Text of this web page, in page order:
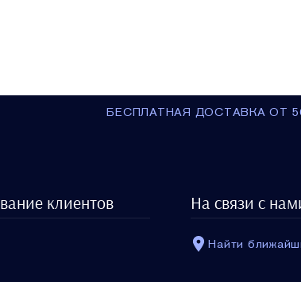
БЕСПЛАТНАЯ ДОСТАВКА ОТ
клиентов На связи с
Найти